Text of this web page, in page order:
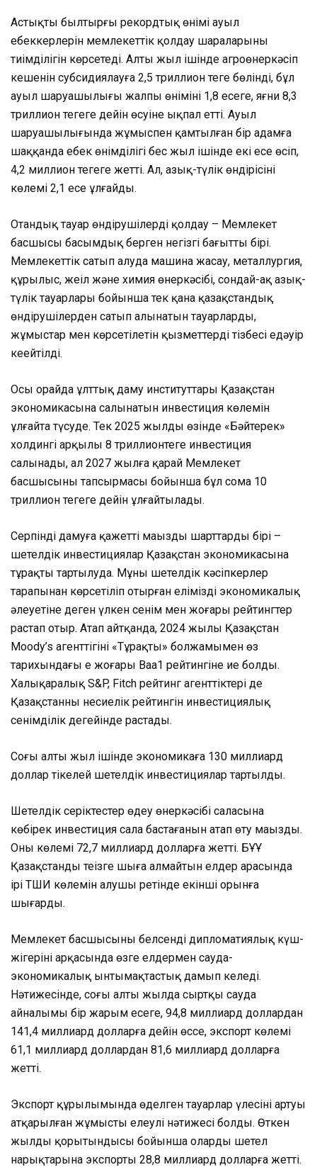
Астықтың былтырғы рекордтық өнімі ауыл
еңбеккерлерін мемлекеттік қолдау шараларының
тиімділігін көрсетеді. Алты жыл ішінде агроөнеркәсіп
кешенін субсидиялауға 2,5 триллион теңге бөлінді, бұл
ауыл шаруашылығы жалпы өнімінің 1,8 есеге, яғни 8,3
триллион теңгеге дейін өсуіне ықпал етті. Ауыл
шаруашылығында жұмыспен қамтылған бір адамға
шаққанда еңбек өнімділігі бес жыл ішінде екі есе өсіп,
4,2 миллион теңгеге жетті. Ал, азық-түлік өндірісінің
көлемі 2,1 есе ұлғайды.
Отандық тауар өндірушілерді қолдау – Мемлекет
басшысы басымдық берген негізгі бағыттың бірі.
Мемлекеттік сатып алуда машина жасау, металлургия,
құрылыс, жеңіл және химия өнеркәсібі, сондай-ақ азық-
түлік тауарлары бойынша тек қана қазақстандық
өндірушілерден сатып алынатын тауарлардың,
жұмыстар мен көрсетілетін қызметтердің тізбесі едәуір
кеңейтілді.
Осы орайда ұлттық даму институттары Қазақстан
экономикасына салынатын инвестиция көлемін
ұлғайта түсуде. Тек 2025 жылдың өзінде «Бәйтерек»
холдингі арқылы 8 триллионтеңге инвестиция
салынады, ал 2027 жылға қарай Мемлекет
басшысының тапсырмасы бойынша бұл сома 10
триллион теңгеге дейін ұлғайтылады.
Серпінді дамуға қажетті маңызды шарттардың бірі –
шетелдік инвестициялар Қазақстан экономикасына
тұрақты тартылуда. Мұны шетелдік кәсіпкерлер
тарапынан көрсетіліп отырған еліміздің экономикалық
әлеуетіне деген үлкен сенім мен жоғары рейтингтер
растап отыр. Атап айтқанда, 2024 жылы Қазақстан
Moody’s агенттігінің «Тұрақты» болжамымен өз
тарихындағы ең жоғары Baa1 рейтингіне ие болды.
Халықаралық S&P, Fitch рейтинг агенттіктері де
Қазақстанның несиелік рейтингін инвестициялық
сенімділік деңгейінде растады.
Соңғы алты жыл ішінде экономикаға 130 миллиард
доллар тікелей шетелдік инвестициялар тартылды.
Шетелдік серіктестер өңдеу өнеркәсібі саласына
көбірек инвестиция сала бастағанын атап өту маңызды.
Оның көлемі 72,7 миллиард долларға жетті. БҰҰ
Қазақстанды теңізге шыға алмайтын елдер арасында
ірі ТШИ көлемін алушы ретінде екінші орынға
шығарды.
Мемлекет басшысының белсенді дипломатиялық күш-
жігерінің арқасында өзге елдермен сауда-
экономикалық ынтымақтастық дамып келеді.
Нәтижесінде, соңғы алты жылда сыртқы сауда
айналымы бір жарым есеге, 94,8 миллиард доллардан
141,4 миллиард долларға дейін өссе, экспорт көлемі
61,1 миллиард доллардан 81,6 миллиард долларға
жетті.
Экспорт құрылымында өңделген тауарлар үлесінің артуы
атқарылған жұмыстың елеулі нәтижесі болды. Өткен
жылдың қорытындысы бойынша олардың шетел
нарықтарына экспорты 28,8 миллиард долларға жетті.